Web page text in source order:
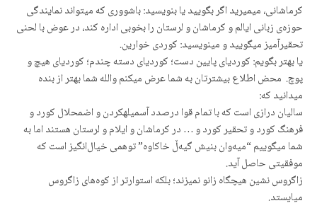
کرماشانی، میمیرید اگر بگویید یا بنویسید: باشووری که میتواند نمایندگی
حوزه‌ی زبانی ایالم و کرماشان و لرستان را بخوبی اداره کند، در عوض با لحنی
تحقیرآمیز میگویید و مینویسید: کوردی خوارین.
یا بهتر بگویم: کوردیای پایین دست؛ کوردیای دسته چندم؛ کوردیای هیچ و
پوچ. محض اطلاع بیشترتان به شما عرض میکنم والله شما بهتر از بنده
میدانید که:
سالیان درازی است که با تمام قوا درصدد آسمیلهکردن و اضمحلال کورد و
فرهنگ کورد و تحقیر کورد و … در کرماشان و ایلام و لرستان هستند اما به
شما میگوییم “میەوان بنیش گیەڵ خاکاوه” توهمی خیال‌انگیز است که
موفقیتی حاصل آید.
زاگروس نشین هیچگاه زانو نمیزند؛ بلکه استوارتر از کوه‌های زاگروس
میایستد.